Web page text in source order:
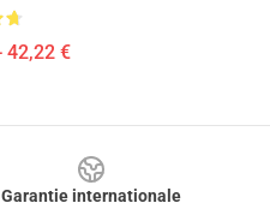
42,22 €
Garantie internationale